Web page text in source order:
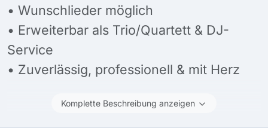
• Wunschlieder möglich
• Erweiterbar als Trio/Quartett & DJ-
Service
• Zuverlässig, professionell & mit Herz
Komplette Beschreibung anzeigen